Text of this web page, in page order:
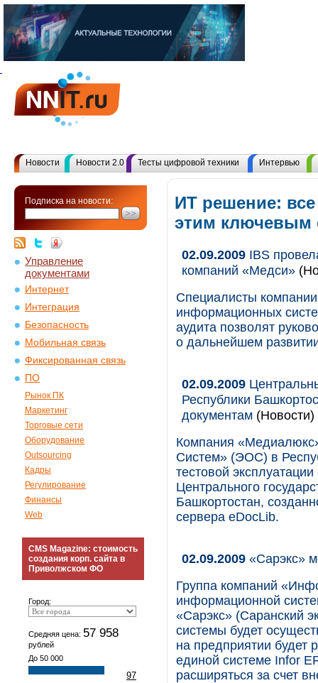
Новости Новости 2.0 Тесты цифровой техники Интервью
Подписка на новости:
Управление
документами
Интернет
Интеграция
Безопасность
Мобильная связь
Фиксированная связь
ПО
Рынок ПК
Маркетинг
Торговые сети
Оборудование
Outsourcing
Кадры
Регулирование
Финансы
Web
CMS Magazine: стоимость
создания корп. сайта в
Приволжском ФО
Город:
Средняя цена: 57 958
рублей
До 50 000
97
ИТ решение:
этим ключевым
02.09.2009 IBS
компаний «Медси»
Специалисты
информационных
аудита позволят
о дальнейшем
02.09.2009
Республики
документам (Новости)
Компания
Систем» (ЭОС) в
тестовой
Центрального
Башкортостан,
сервера eDocLib.
02.09.2009 «Сарэкс»
Группа компаний
информационной
«Сарэкс» (Саранский
системы будет
на предприятии будет
единой системе Infor
расширяться за счет